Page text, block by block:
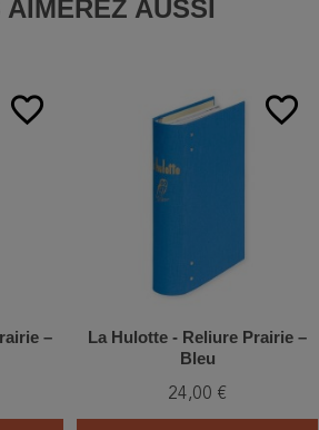
AIMEREZ AUSSI
favorite_border
–
favorite_border
La Hulotte - Reliure Prairie –
Bleu
24,00 €